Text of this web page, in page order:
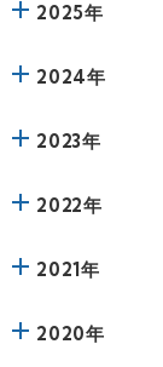
2025年
2024年
2023年
2022年
2021年
2020年